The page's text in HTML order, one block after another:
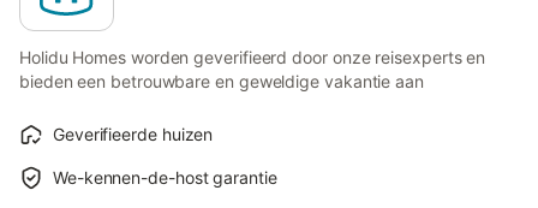
Holidu Homes worden geverifieerd door onze reisexperts en
bieden een betrouwbare en geweldige vakantie aan
Geverifieerde huizen
We-kennen-de-host garantie